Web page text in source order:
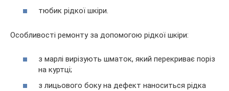
тюбик рідкої шкіри.
Особливості ремонту за допомогою рідкої шкіри:
з марлі вирізують шматок, який перекриває поріз
на куртці;
з лицьового боку на дефект наноситься рідка